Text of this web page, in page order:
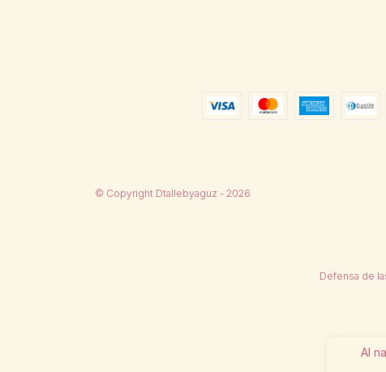
Al
© Copyright Dtallebyaguz - 2026
Defensa de